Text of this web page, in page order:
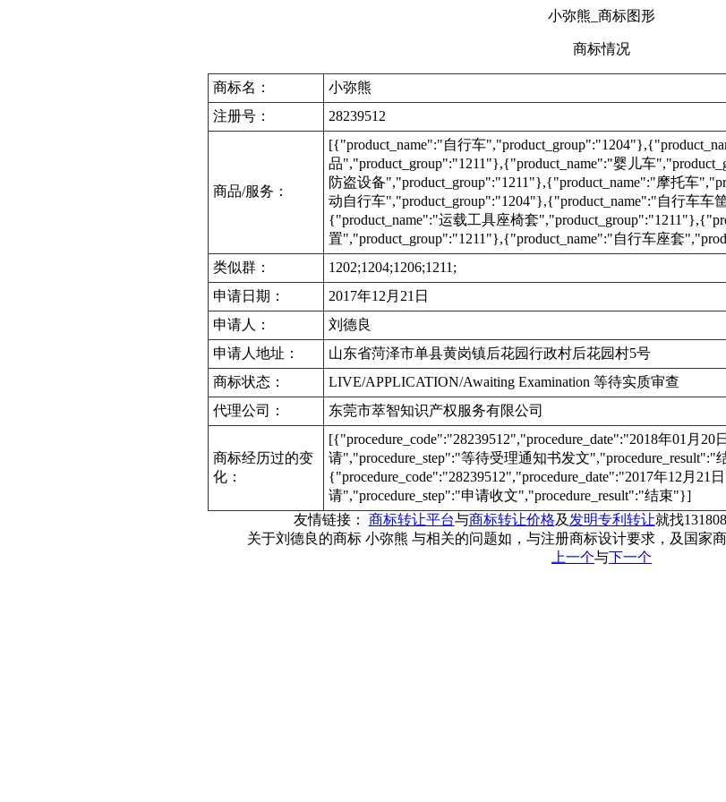
小弥熊_商标图形
商标情况
商标名：
小弥熊
注册号：
28239512
商品/服务：
[{"product_name":"自行车
品","product_group":"1211"},{"product_name":"婴儿车
防盗设备","product_group":"1211"},{"product_name":"摩托车
动自行车","product_group":"1204"},{"product_name":"自行车车
{"product_name":"运载工具座椅套
置","product_group":"1211"},{"product_name":"自行车座套
类似群：
1202;1204;1206;1211;
申请日期：
2017年12月21日
申请人：
刘德良
申请人地址：
山东省菏泽市单县黄岗镇后花园行政村后花园村5号
商标状态：
LIVE/APPLICATION/Awaiting Examination 等待实质审查
代理公司：
东莞市萃智知识产权服务有限公司
商标经历过的变
化：
[{"procedure_code":"28239512","procedure_date":"2018年01月20
请","procedure_step":"等待受理通知书发文","procedure_result":"
{"procedure_code":"28239512","procedure_date":"2017年12月21
请","procedure_step":"申请收文","procedure_result":"结束"}]
友情链接： 商标转让平台与商标转让价格及 发明专利转让就找
关于刘德良的商标 小弥熊 与相关的问题如，与注册商标设计要求，及国家
上一个与下一个